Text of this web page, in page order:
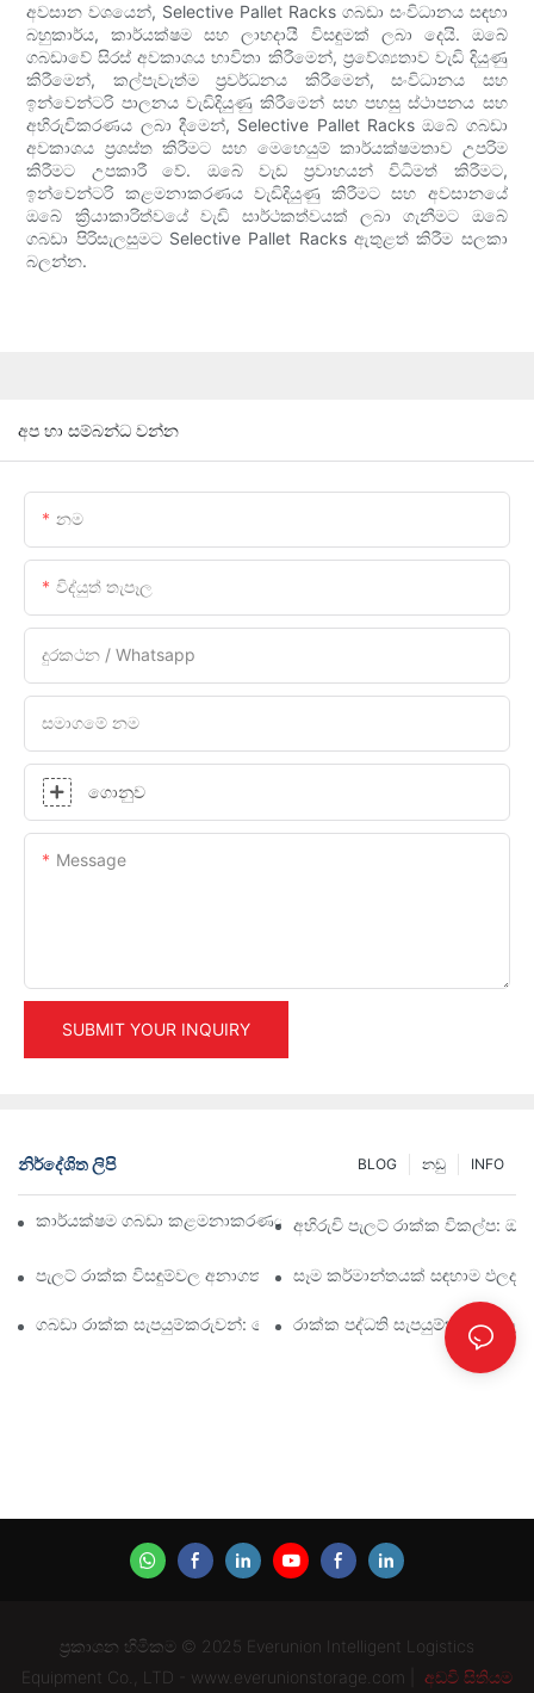
අවසාන වශයෙන්, Selective Pallet Racks ගබඩා සංවිධානය සඳහා
බහුකාර්ය, කාර්යක්ෂම සහ ලාභදායී විසඳුමක් ලබා දෙයි. ඔබේ
ගබඩාවේ සිරස් අවකාශය භාවිතා කිරීමෙන්, ප්‍රවේශ්‍යතාව වැඩි දියුණු
කිරීමෙන්, කල්පැවැත්ම ප්‍රවර්ධනය කිරීමෙන්, සංවිධානය සහ
ඉන්වෙන්ටරි පාලනය වැඩිදියුණු කිරීමෙන් සහ පහසු ස්ථාපනය සහ
අභිරුචිකරණය ලබා දීමෙන්, Selective Pallet Racks ඔබේ ගබඩා
අවකාශය ප්‍රශස්ත කිරීමට සහ මෙහෙයුම් කාර්යක්ෂමතාව උපරිම
කිරීමට උපකාරී වේ. ඔබේ වැඩ ප්‍රවාහයන් විධිමත් කිරීමට,
ඉන්වෙන්ටරි කළමනාකරණය වැඩිදියුණු කිරීමට සහ අවසානයේ
ඔබේ ක්‍රියාකාරිත්වයේ වැඩි සාර්ථකත්වයක් ලබා ගැනීමට ඔබේ
ගබඩා පිරිසැලසුමට Selective Pallet Racks ඇතුළත් කිරීම සලකා
බලන්න.
අප හා සම්බන්ධ වන්න
නම
විද්යුත් තැපෑල
දුරකථන / Whatsapp
සමාගමේ නම
ගොනුව
Message
SUBMIT YOUR INQUIRY
නිර්දේශිත ලිපි INFO
නඩු
BLOG
කාර්යක්ෂම ගබඩා කළමනාකරණය සඳහා ඉහළම කාර්මික රාක්ක
අභිරුචි පැලට් රාක්ක විකල්ප:
පැලට් රාක්ක විසඳුම්වල අනාගතය: ප්‍රවණතා සහ නවෝත්පාදන
සෑම කර්මාන්තයක් සඳහාම
ගබඩා රාක්ක සැපයුම්කරුවන්: සොයා බැලිය යුතු දේ
රාක්ක පද්ධති සැපයුම්කරු:
ප්‍රකාශන හිමිකම © 2025 Everunion Intelligent Logistics
Equipment Co., LTD - www.everunionstorage.com |
අඩවි සිතියම